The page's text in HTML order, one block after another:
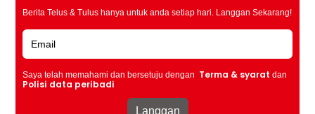
Berita Telus & Tulus hanya untuk anda setiap hari. Langgan Sekarang!
Saya telah memahami dan bersetuju dengan Terma & syarat dan
Polisi data peribadi